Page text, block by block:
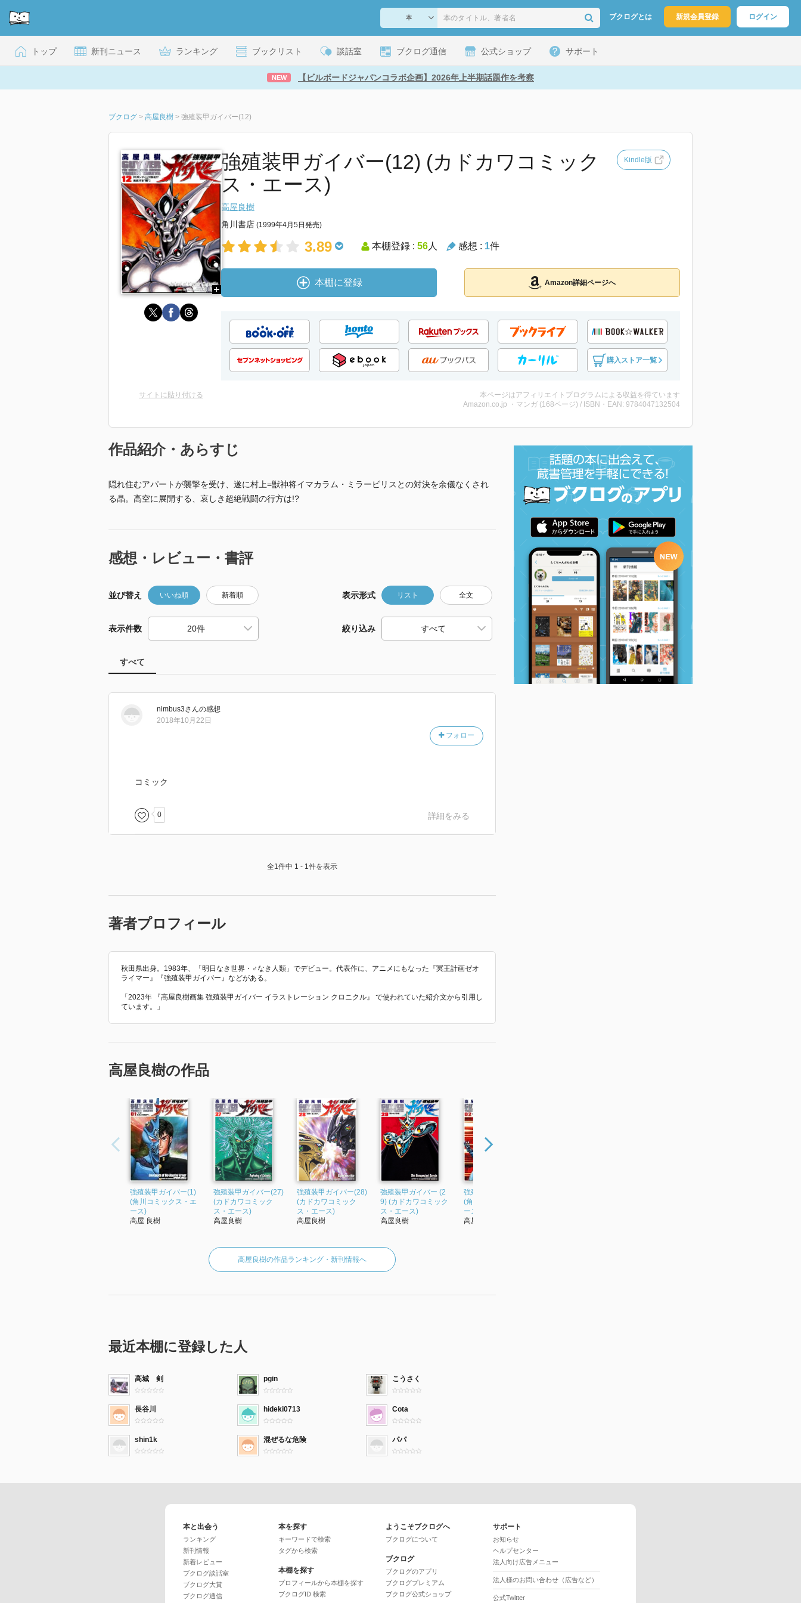
ブクログとは 新規会員登録 ログイン
トップ 新刊ニュース ランキング ブックリスト 談話室 ブクログ通信 公式ショップ サポート
NEW 【ビルボードジャパンコラボ企画】2026年上半期話題作を考察
ブクログ > 高屋良樹 > 強殖装甲ガイバー(12)
強殖装甲ガイバー(12) (カドカワコミック
ス・エース)
Kindle版
高屋良樹
角川書店 (1999年4月5日発売)
3.89 本棚登録 : 56人 感想 : 1件
本棚に登録 Amazon詳細ページへ
購入ストア一覧
サイトに貼り付ける
本ページはアフィリエイトプログラムによる収益を得ています
Amazon.co.jp ・マンガ (168ページ) / ISBN・EAN: 9784047132504
作品紹介・あらすじ
隠れ住むアパートが襲撃を受け、遂に村上=獣神将イマカラム・ミラービリスとの対決を余儀なくされ
る晶。高空に展開する、哀しき超絶戦闘の行方は!?
感想・レビュー・書評
並び替え いいね順 新着順 表示形式 リスト 全文
表示件数 絞り込み
すべて
nimbus3さんの感想
フォロー
2018年10月22日
コミック
0 詳細をみる
全1件中 1 - 1件を表示
著者プロフィール
秋田県出身。1983年、「明日なき世界・♂なき人類」でデビュー。代表作に、アニメにもなった『冥王計画ゼオ
ライマー』『強殖装甲ガイバー』などがある。
「2023年 『高屋良樹画集 強殖装甲ガイバー イラストレーション クロニクル』 で使われていた紹介文から引用し
ています。」
高屋良樹の作品
強殖装甲ガイバー(1)
(角川コミックス・エ
ース)
高屋 良樹
強殖装甲ガイバー(27)
(カドカワコミック
ス・エース)
高屋良樹
強殖装甲ガイバー(28)
(カドカワコミック
ス・エース)
高屋良樹
強殖装甲ガイバー (2
9) (カドカワコミック
ス・エース)
高屋良樹
強殖装甲ガイバー(2)
(角川コミックス・エ
ース)
高屋 良樹
高屋良樹の作品ランキング・新刊情報へ
最近本棚に登録した人
高城 剣 pgin こうさく
長谷川 hideki0713 Cota
shin1k 混ぜるな危険 パパ
本と出会う
ランキング
新刊情報
新着レビュー
ブクログ談話室
ブクログ大賞
ブクログ通信
本を探す
キーワードで検索
タグから検索
本棚を探す
プロフィールから本棚を探す
ブクログID 検索
ようこそブクログへ
ブクログについて
ブクログ
ブクログのアプリ
ブクログプレミアム
ブクログ公式ショップ
サポート
お知らせ
ヘルプセンター
法人向け広告メニュー
法人様のお問い合わせ（広告など）
公式Twitter